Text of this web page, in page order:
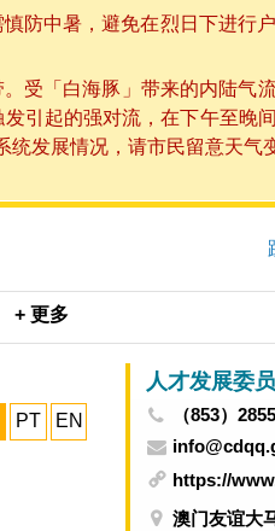
防中暑，避免在烈日下进行
受「白海豚」带来的内陆气
引起的强对流，在下午至晚
发展情况，请市民留意天气
+ 更多
PT EN
人才发展委
（853）
https://
澳门友谊大